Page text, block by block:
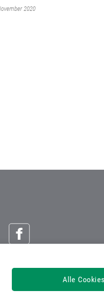
Alle
2020
Dachverband der